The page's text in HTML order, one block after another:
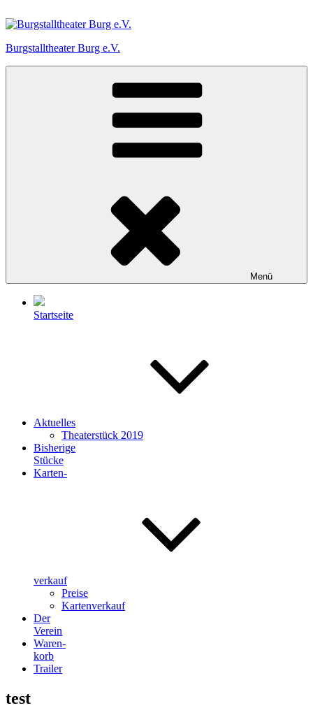
Inhalt
Burgstalltheater Burg e.V.
Menü
Startseite
Aktuelles
Theaterstück 2019
Bisherige
Stücke
Karten-
verkauf
Preise
Kartenverkauf
Der
Verein
Waren-
korb
Trailer
test